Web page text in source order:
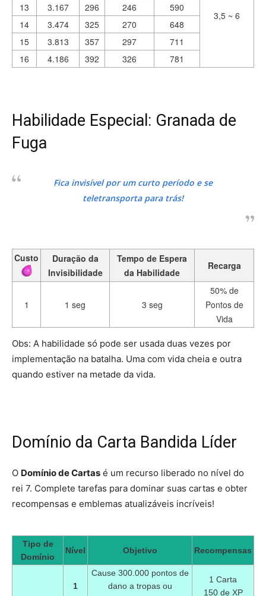
3,5 ~ 6
13
3.167 296 246
590
14
3.474 325 270
648
15
3.813 357 297
711
16
4.186 392 326 781
Habilidade Especial: Granada de
Fuga
Fica invisível por um curto período e se
teletransporta para trás!
Custo
Duração da
Invisibilidade
Tempo de Espera
da Habilidade
Recarga
1 1 seg 3 seg
50% de
Pontos de
Vida
Obs: A habilidade só pode ser usada duas vezes por
implementação na batalha. Uma com vida cheia e outra
quando estiver na metade da vida.
Domínio da Carta Bandida Líder
O Domínio de Cartas é um recurso liberado no nível do
rei 7. Complete tarefas para dominar suas cartas e obter
recompensas e emblemas atualizáveis incríveis!
Tipo de
Domínio
Nível Objetivo Recompensas
1
Cause 300.000 pontos de
dano a tropas ou
1 Carta
150 de XP